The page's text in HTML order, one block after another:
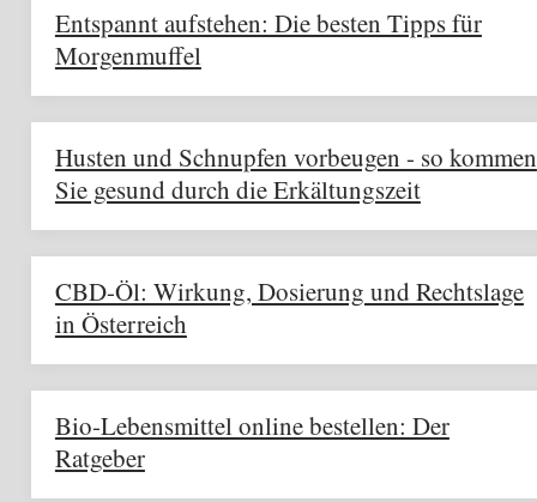
Entspannt aufstehen: Die besten Tipps für
Morgenmuffel
Husten und Schnupfen vorbeugen - so kommen
Sie gesund durch die Erkältungszeit
CBD-Öl: Wirkung, Dosierung und Rechtslage
in Österreich
Bio-Lebensmittel online bestellen: Der
Ratgeber